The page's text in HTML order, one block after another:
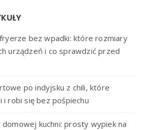
bez wpadki: które rozmiary
urządzeń i co sprawdzić przed
po indyjsku z chili, które
i robi się bez pośpiechu
kuchni: prosty wypiek na